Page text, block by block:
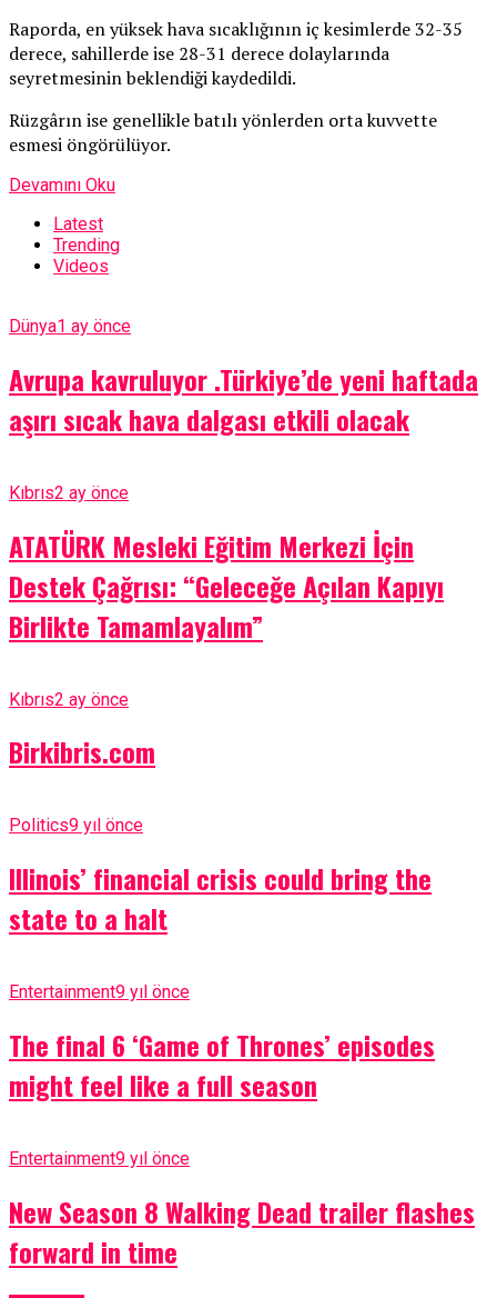
Raporda, en yüksek hava sıcaklığının iç kesimlerde 32-35
derece, sahillerde ise 28-31 derece dolaylarında
seyretmesinin beklendiği kaydedildi.
Rüzgârın ise genellikle batılı yönlerden orta kuvvette
esmesi öngörülüyor.
Devamını Oku
Latest
Trending
Videos
Dünya1 ay önce
Avrupa kavruluyor .Türkiye’de yeni haftada
aşırı sıcak hava dalgası etkili olacak
Kıbrıs2 ay önce
ATATÜRK Mesleki Eğitim Merkezi İçin
Destek Çağrısı: “Geleceğe Açılan Kapıyı
Birlikte Tamamlayalım”
Kıbrıs2 ay önce
Birkibris.com
Politics9 yıl önce
Illinois’ financial crisis could bring the
state to a halt
Entertainment9 yıl önce
The final 6 ‘Game of Thrones’ episodes
might feel like a full season
Entertainment9 yıl önce
New Season 8 Walking Dead trailer flashes
forward in time